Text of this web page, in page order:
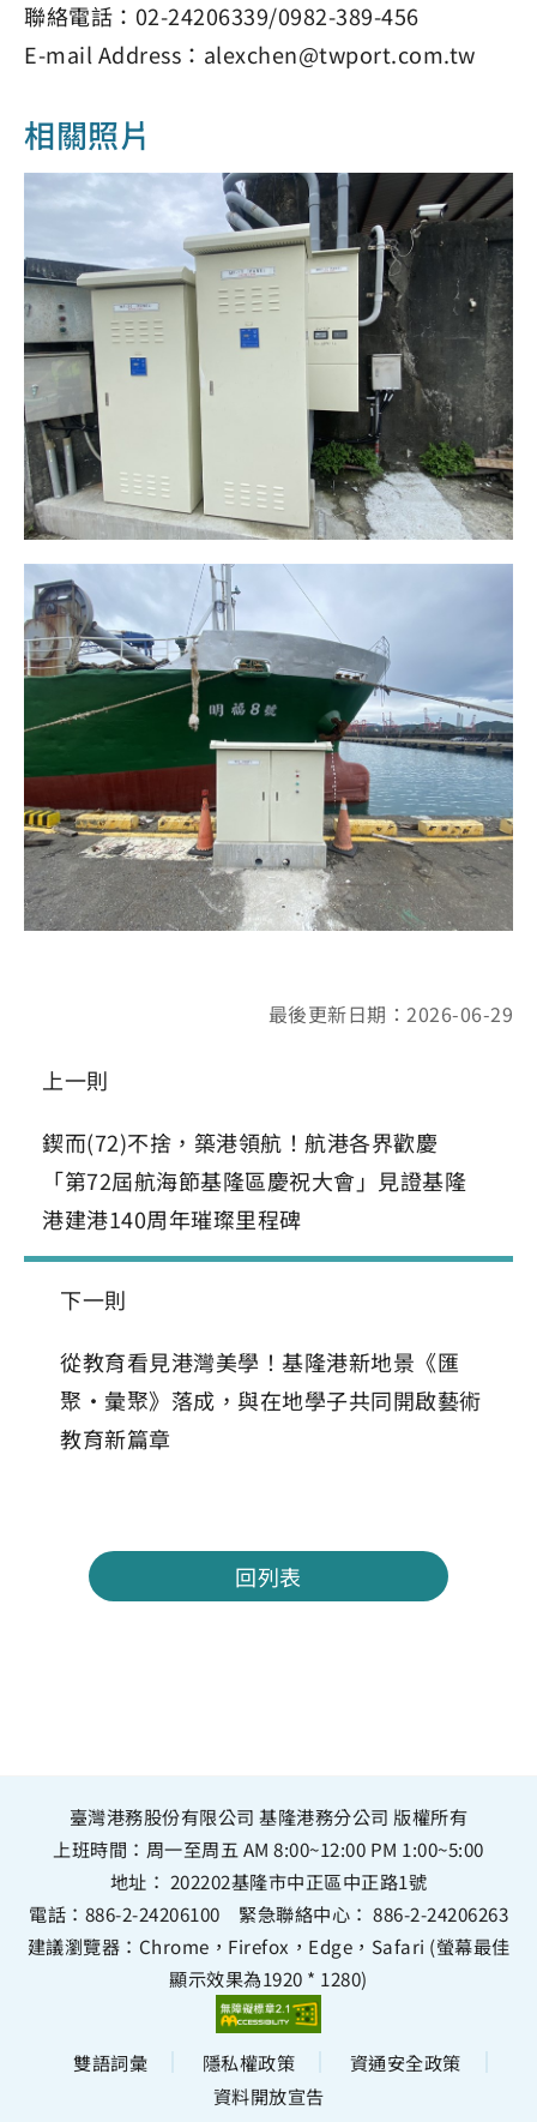
聯絡電話：02-24206339/0982-389-456
E-mail Address：alexchen@twport.com.tw
相關照片
最後更新日期：2026-06-29
上一則
鍥而(72)不捨，築港領航！航港各界歡慶
「第72屆航海節基隆區慶祝大會」見證基隆
港建港140周年璀璨里程碑
下一則
從教育看見港灣美學！基隆港新地景《匯
聚‧彙聚》落成，與在地學子共同開啟藝術
教育新篇章
回列表
臺灣港務股份有限公司 基隆港務分公司 版權所有
上班時間：周一至周五 AM 8:00~12:00 PM 1:00~5:00
地址： 202202基隆市中正區中正路1號
電話： 886-2-24206100 緊急聯絡中心： 886-2-24206263
建議瀏覽器：Chrome，Firefox，Edge，Safari (螢幕最佳
顯示效果為1920 * 1280)
雙語詞彙 隱私權政策
資通安全政策
資料開放宣告